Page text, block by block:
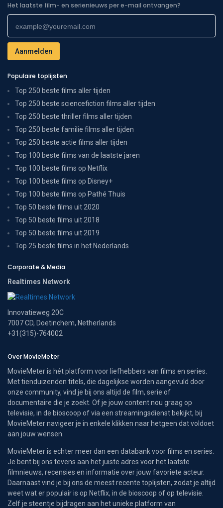
Het laatste film- en serienieuws per e-mail ontvangen?
Populaire toplijsten
Top 250 beste films aller tijden
Top 250 beste sciencefiction films aller tijden
Top 250 beste thriller films aller tijden
Top 250 beste familie films aller tijden
Top 250 beste actie films aller tijden
Top 100 beste films van de laatste jaren
Top 100 beste films op Netflix
Top 100 beste films op Disney+
Top 100 beste films op Pathé Thuis
Top 50 beste films uit 2020
Top 50 beste films uit 2018
Top 50 beste films uit 2019
Top 25 beste films in het Nederlands
Corporate & Media
Realtimes Network
Innovatieweg 20C
7007 CD, Doetinchem, Netherlands
+31(315)-764002
Over MovieMeter
MovieMeter is hét platform voor liefhebbers van films en series.
Met tienduizenden titels, die dagelijkse worden aangevuld door
onze community, vind je bij ons altijd de film, serie of
documentaire die je zoekt. Of je jouw content nou graag op
televisie, in de bioscoop of via een streamingsdienst bekijkt, bij
MovieMeter navigeer je in enkele klikken naar hetgeen dat voldoet
aan jouw wensen.
MovieMeter is echter meer dan een databank voor films en series.
Je bent bij ons tevens aan het juiste adres voor het laatste
filmnieuws, recensies en informatie over jouw favoriete acteur.
Daarnaast vind je bij ons de meest recente toplijsten, zodat je altijd
weet wat er populair is op Netflix, in de bioscoop of op televisie.
Zelf je steentje bijdragen aan het unieke platform van